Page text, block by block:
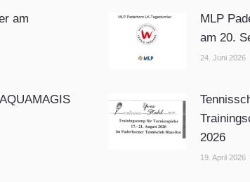
am
MLP
am 20.
24. Juni 2026
2026
19. April 2026